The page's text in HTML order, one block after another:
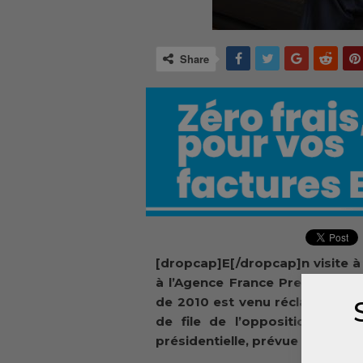
Share
[dropcap]E[/dropcap]n visite à
à l’Agence France Presse
de 2010 est venu réclamer
de file de l’opposition a
présidentielle, prévue cette